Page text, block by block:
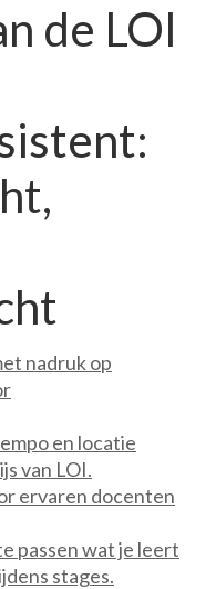
de LOI
nadruk op
en locatie
van LOI.
ervaren docenten
passen wat je leert
stages.